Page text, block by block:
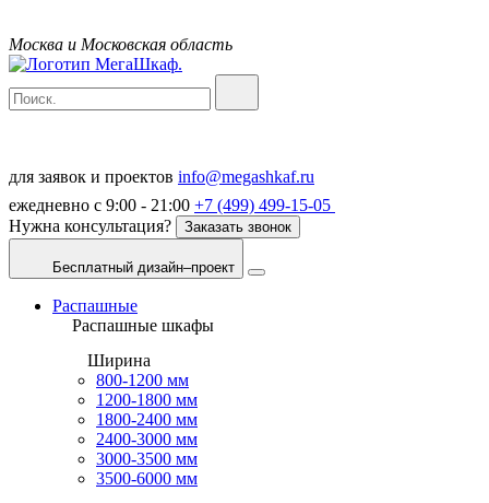
Москва и Московская область
для заявок и проектов info@megashkaf.ru
ежедневно с 9:00 - 21:00 +7 (499) 499-15-05
Нужна консультация?
Заказать звонок
Бесплатный дизайн–проект
Распашные
Распашные шкафы
Ширина
800-1200 мм
1200-1800 мм
1800-2400 мм
2400-3000 мм
3000-3500 мм
3500-6000 мм